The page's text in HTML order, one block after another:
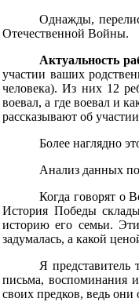
Однажды,
Отечественной Войны.
Актуальность
участии ваших
человека). Из них 12
воевал, а где воевал и
рассказывают об
Более наглядно
Анализ данных
Когда говорят о
История Победы
историю его семьи.
задумалась, а какой
Я представитель
письма, воспоминания
своих предков, ведь